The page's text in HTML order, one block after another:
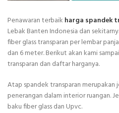
Penawaran terbaik harga spandek
Lebak Banten Indonesia dan
fiber glass transparan per lembar
dan 6 meter. Berikut akan kami
transparan dan daftar harganya.
Atap spandek transparan merupakan
penerangan dalam interior ruangan.
baku fiber glass dan Upvc.